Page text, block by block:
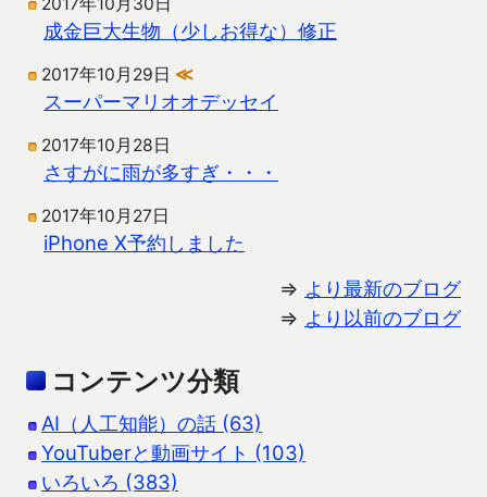
成金巨大生物（少しお得な）修正
2017年10月29日 ≪
スーパーマリオオデッセイ
2017年10月28日
さすがに雨が多すぎ・・・
2017年10月27日
iPhone X予約しました
⇒ より最新のブログ
⇒ より以前のブログ
コンテンツ分類
AI（人工知能）の話 (63)
YouTuberと動画サイト (103)
いろいろ (383)